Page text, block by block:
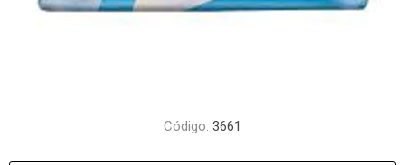
Código: 3661